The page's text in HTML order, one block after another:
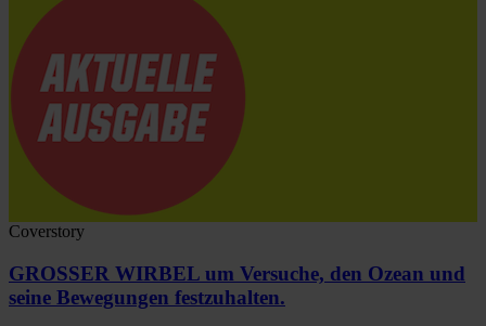
Coverstory
GROSSER WIRBEL um Versuche, den Ozean und
seine Bewegungen festzuhalten.